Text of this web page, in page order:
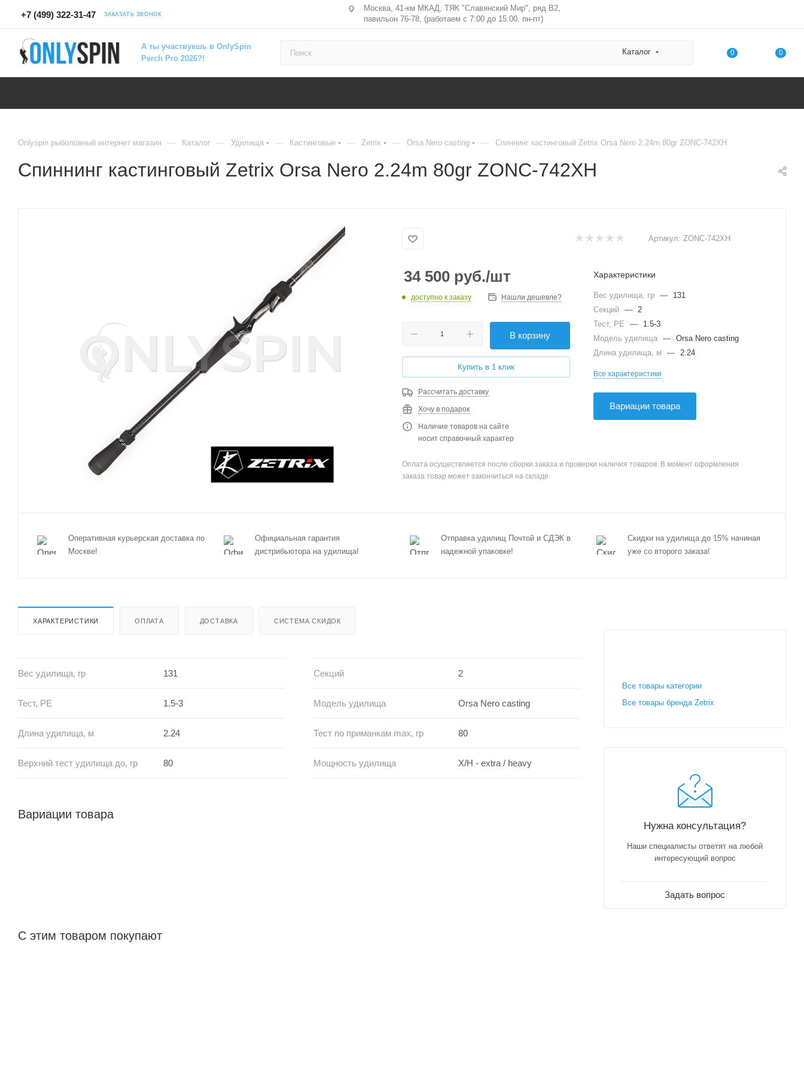
+7 (499) 322-31-47 ЗАКАЗАТЬ ЗВОНОК
Москва, 41-км МКАД, ТЯК "Славянский Мир", ряд В2,
павильон 76-78, (работаем с 7:00 до 15:00, пн-пт)
А ты участвуешь в OnlySpin
Perch Pro 2026?!
Каталог 0 0
Onlyspin рыболовный интернет магазин — Каталог — Удилища — Кастинговые — Zetrix — Orsa Nero casting — Спиннинг кастинговый Zetrix Orsa Nero 2.24m 80gr ZONC-742XH
Спиннинг кастинговый Zetrix Orsa Nero 2.24m 80gr ZONC-742XH
Артикул: ZONC-742XH
34 500 руб./шт
доступно к заказу Нашли дешевле?
В корзину
Купить в 1 клик
Рассчитать доставку
Хочу в подарок
Наличие товаров на сайте
носит справочный характер
Характеристики
Вес удилища, гр —
131
Секций — 2
Тест, PE
—
1.5-3
Модель удилища — Orsa Nero casting
Длина удилища, м
— 2.24
Все характеристики
Вариации товара
Оплата осуществляется после сборки заказа и проверки наличия товаров. В момент оформления
заказа товар может закончиться на складе.
Оперативная курьерская доставка по
Москве!
Официальная гарантия
дистрибьютора на удилища!
Отправка удилищ Почтой и СДЭК в
надежной упаковке!
Скидки на удилища до 15% начиная
уже со второго заказа!
ХАРАКТЕРИСТИКИ ОПЛАТА ДОСТАВКА СИСТЕМА СКИДОК
Вес удилища, гр 131 Секций 2
Тест, PE 1.5-3 Модель удилища Orsa Nero casting
Длина удилища, м 2.24 Тест по приманкам max, гр 80
Верхний тест удилища до, гр 80 Мощность удилища X/H - extra / heavy
Вариации товара
С этим товаром покупают
Все товары категории
Все товары бренда Zetrix
Нужна консультация?
Наши специалисты ответят на любой
интересующий вопрос
Задать вопрос